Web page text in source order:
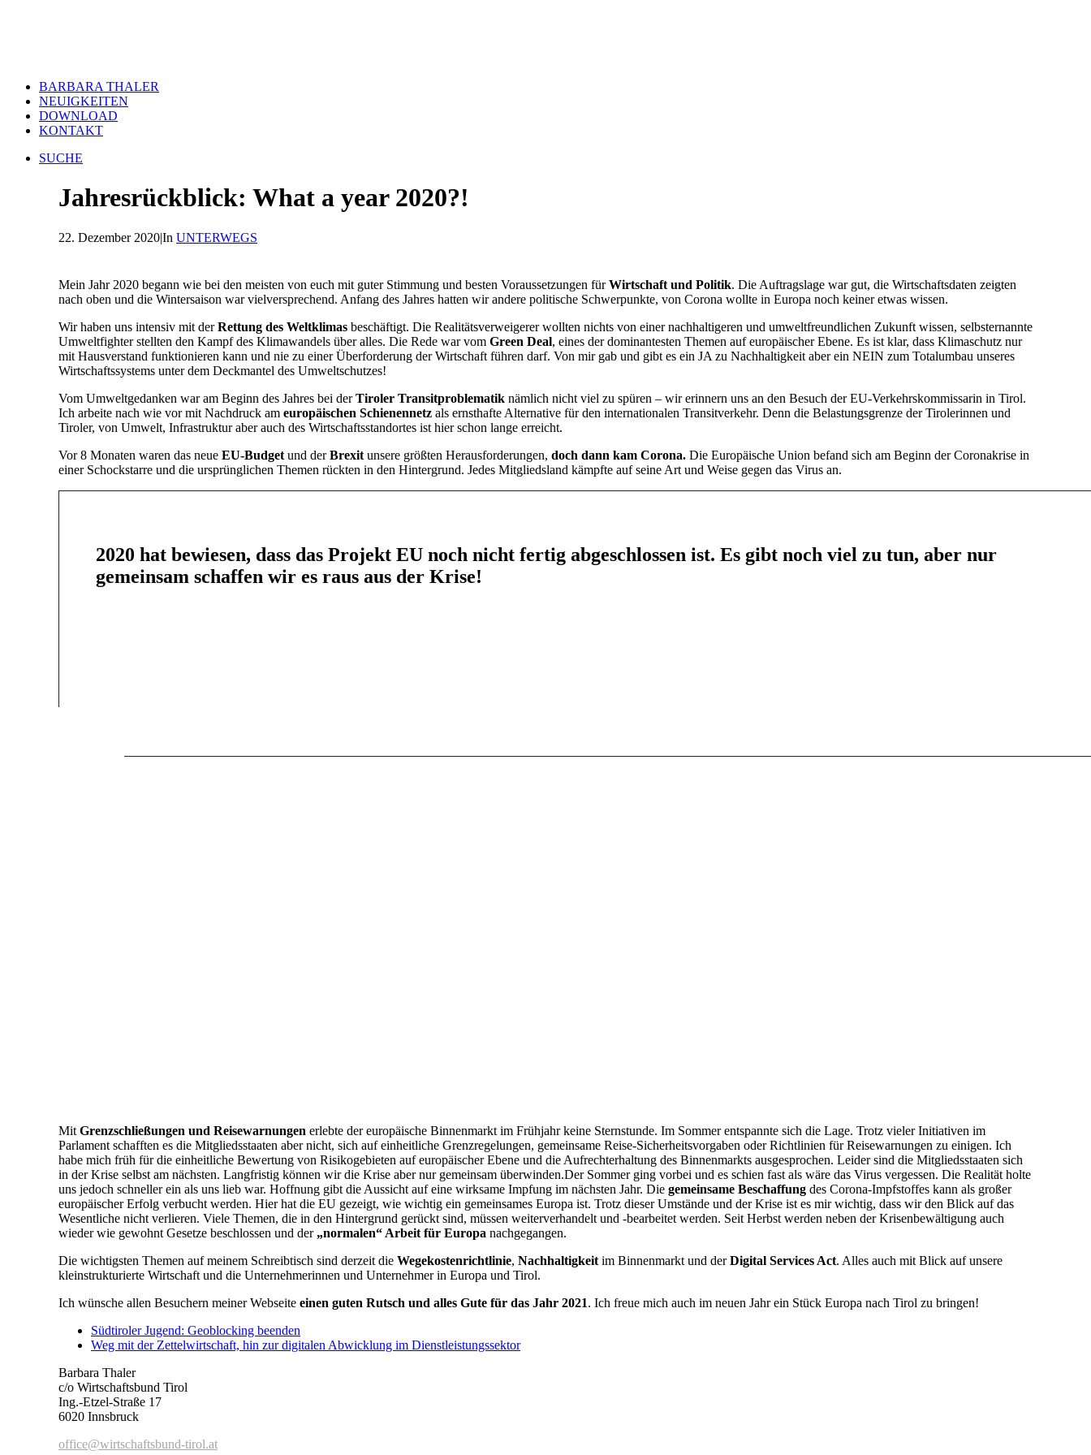
BARBARA THALER
NEUIGKEITEN
DOWNLOAD
KONTAKT
SUCHE
Jahresrückblick: What a year 2020?!
22. Dezember 2020|In UNTERWEGS
Mein Jahr 2020 begann wie bei den meisten von euch mit guter Stimmung und besten Voraussetzungen fürWirtschaft und Politik. Die Auftragslage war gut, die Wirtschaftsdaten zeigten
nach oben und die Wintersaison war vielversprechend. Anfang des Jahres hatten wir andere politische Schwerpunkte, von Corona wollte in Europa noch keiner etwas wissen.
Wir haben uns intensiv mit derRettung des Weltklimas beschäftigt. Die Realitätsverweigerer wollten nichts von einer nachhaltigeren und umweltfreundlichen Zukunft wissen, selbsternannte
Umweltfighter stellten den Kampf des Klimawandels über alles. Die Rede war vom Green Deal, eines der dominantesten Themen auf europäischer Ebene. Es ist klar, dass Klimaschutz nur
mit Hausverstand funktionieren kann und nie zu einer Überforderung der Wirtschaft führen darf. Von mir gab und gibt es ein JA zu Nachhaltigkeit aber ein NEIN zum Totalumbau unseres
Wirtschaftssystems unter dem Deckmantel des Umweltschutzes!
Vom Umweltgedanken war am Beginn des Jahres bei derTiroler Transitproblematik nämlich nicht viel zu spüren – wir erinnern uns an den Besuch der EU-Verkehrskommissarin in Tirol.
Ich arbeite nach wie vor mit Nachdruck am europäischen Schienennetz als ernsthafte Alternative für den internationalen Transitverkehr. Denn die Belastungsgrenze der Tirolerinnen und
Tiroler, von Umwelt, Infrastruktur aber auch des Wirtschaftsstandortes ist hier schon lange erreicht.
Vor 8 Monaten waren das neue EU-Budget und derBrexit unsere größten Herausforderungen, doch dann kam Corona. Die Europäische Union befand sich am Beginn der Coronakrise in
einer Schockstarre und die ursprünglichen Themen rückten in den Hintergrund. Jedes Mitgliedsland kämpfte auf seine Art und Weise gegen das Virus an.
2020 hat bewiesen, dass das Projekt EU noch nicht fertig abgeschlossen ist. Es gibt noch viel zu tun, aber nur
gemeinsam schaffen wir es raus aus der Krise!
Mit Grenzschließungen und Reisewarnungen erlebte der europäische Binnenmarkt im Frühjahr keine Sternstunde. Im Sommer entspannte sich die Lage. Trotz vieler Initiativen im
Parlament schafften es die Mitgliedsstaaten aber nicht, sich auf einheitliche Grenzregelungen, gemeinsame Reise-Sicherheitsvorgaben oder Richtlinien für Reisewarnungen zu einigen. Ich
habe mich früh für die einheitliche Bewertung von Risikogebieten auf europäischer Ebene und die Aufrechterhaltung des Binnenmarkts ausgesprochen. Leider sind die Mitgliedsstaaten sich
in der Krise selbst am nächsten. Langfristig können wir die Krise aber nur gemeinsam überwinden.Der Sommer ging vorbei und es schien fast als wäre das Virus vergessen. Die Realität holte
uns jedoch schneller ein als uns lieb war. Hoffnung gibt die Aussicht auf eine wirksame Impfung im nächsten Jahr. Die gemeinsame Beschaffung des Corona-Impfstoffes kann als großer
europäischer Erfolg verbucht werden. Hier hat die EU gezeigt, wie wichtig ein gemeinsames Europa ist. Trotz dieser Umstände und der Krise ist es mir wichtig, dass wir den Blick auf das
Wesentliche nicht verlieren. Viele Themen, die in den Hintergrund gerückt sind, müssen weiterverhandelt und -bearbeitet werden. Seit Herbst werden neben der Krisenbewältigung auch
wieder wie gewohnt Gesetze beschlossen und der „normalen“ Arbeit für Europa nachgegangen.
Die wichtigsten Themen auf meinem Schreibtisch sind derzeit die Wegekostenrichtlinie, Nachhaltigkeit im Binnenmarkt und derDigital Services Act. Alles auch mit Blick auf unsere
kleinstrukturierte Wirtschaft und die Unternehmerinnen und Unternehmer in Europa und Tirol.
Ich wünsche allen Besuchern meiner Webseite einen guten Rutsch und alles Gute für das Jahr 2021. Ich freue mich auch im neuen Jahr ein Stück Europa nach Tirol zu bringen!
Südtiroler Jugend: Geoblocking beenden
Weg mit der Zettelwirtschaft, hin zur digitalen Abwicklung im Dienstleistungssektor
Barbara Thaler
c/o Wirtschaftsbund Tirol
Ing.-Etzel-Straße 17
6020 Innsbruck
office@wirtschaftsbund-tirol.at